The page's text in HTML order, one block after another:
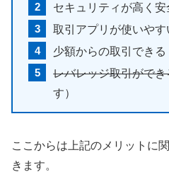
セキュリティが高く安
取引アプリが使いやす
少額からの取引できる
レバレッジ取引ができ
す）
ここからは上記のメリットに
きます。